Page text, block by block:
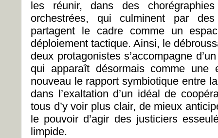
les réunir, dans des chorégraphies
orchestrées, qui culminent par
partagent le cadre comme un
déploiement tactique. Ainsi, le
deux protagonistes s’accompagne
qui apparaît désormais comme une
nouveau le rapport symbiotique entre
dans l’exaltation d’un idéal de
tous d’y voir plus clair, de mieux
le pouvoir d’agir des justiciers
limpide.